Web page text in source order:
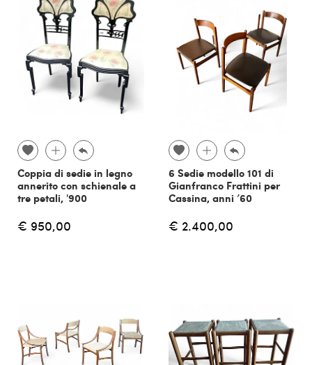
Coppia di sedie in legno
annerito con schienale a
tre petali, '900
€ 950,00
6 Sedie modello 101 di
Gianfranco Frattini per
Cassina, anni ’60
€ 2.400,00